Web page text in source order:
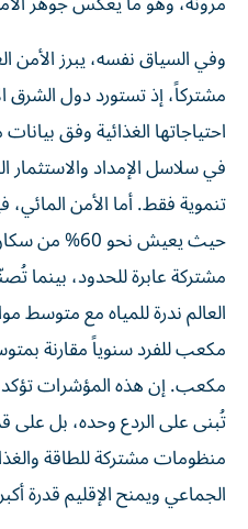
وفي السياق نفسه، يبرز الأمن
احتياجاتها الغذائية وفق
في سلاسل الإمداد والاستثمار
تنموية فقط. أما الأمن
حيث يعيش
مشتركة عابرة للحدود،
مكعب. إن هذه المؤشرات تؤكد
تُبنى على الردع وحده، بل على
منظومات مشتركة للطاقة
الجماعي ويمنح الإقليم قدرة